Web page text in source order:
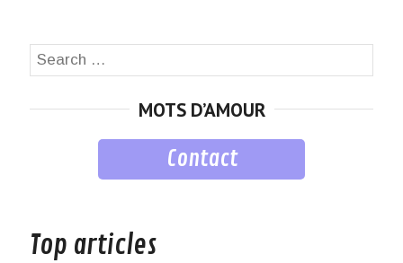
Search
MOTS D’AMOUR
Contact
Top articles